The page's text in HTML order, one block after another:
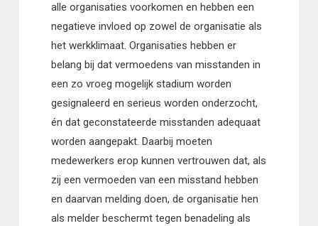
alle organisaties voorkomen en hebben een
negatieve invloed op zowel de organisatie als
het werkklimaat. Organisaties hebben er
belang bij dat vermoedens van misstanden in
een zo vroeg mogelijk stadium worden
gesignaleerd en serieus worden onderzocht,
én dat geconstateerde misstanden adequaat
worden aangepakt. Daarbij moeten
medewerkers erop kunnen vertrouwen dat, als
zij een vermoeden van een misstand hebben
en daarvan melding doen, de organisatie hen
als melder beschermt tegen benadeling als